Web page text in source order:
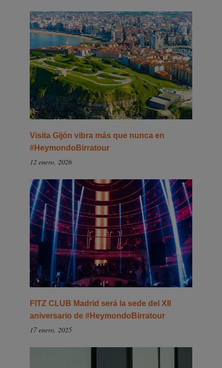
Visita Gijón vibra más que nunca en
#HeymondoBirratour
12 enero, 2026
FITZ CLUB Madrid será la sede del XII
aniversario de #HeymondoBirratour
17 enero, 2025